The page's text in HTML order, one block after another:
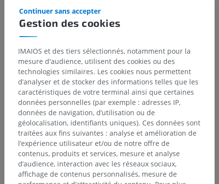
Gestion des cookies
Continuer sans accepter
IMAIOS et des tiers sélectionnés, notamment pour la
mesure d'audience, utilisent des cookies ou des
technologies similaires. Les cookies nous permettent
d’analyser et de stocker des informations telles que les
caractéristiques de votre terminal ainsi que certaines
données personnelles (par exemple : adresses IP,
données de navigation, d’utilisation ou de
géolocalisation, identifiants uniques). Ces données sont
traitées aux fins suivantes : analyse et amélioration de
l’expérience utilisateur et/ou de notre offre de
contenus, produits et services, mesure et analyse
d’audience, interaction avec les réseaux sociaux,
affichage de contenus personnalisés, mesure de